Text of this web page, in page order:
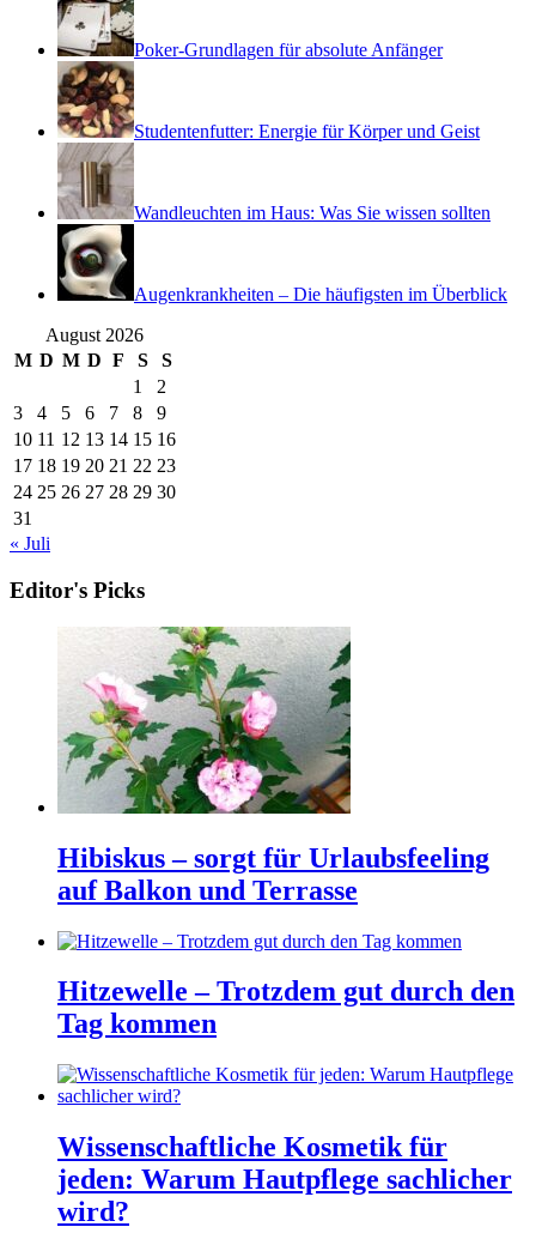
Poker-Grundlagen für absolute Anfänger
Studentenfutter: Energie für Körper und Geist
Wandleuchten im Haus: Was Sie wissen sollten
Augenkrankheiten – Die häufigsten im Überblick
August 2026
M D M D F S
S
1
2
3
4 5 6 7 8
9
10 11 12 13 14 15 16
17 18 19 20 21 22 23
24 25 26 27 28 29 30
31
« Juli
Editor's Picks
Hibiskus – sorgt für Urlaubsfeeling
auf Balkon und Terrasse
Hitzewelle – Trotzdem gut durch den
Tag kommen
Wissenschaftliche Kosmetik für
jeden: Warum Hautpflege sachlicher
wird?